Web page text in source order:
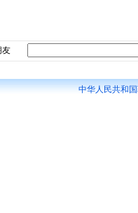
友
中华人民共和